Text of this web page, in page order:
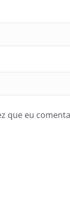
que eu